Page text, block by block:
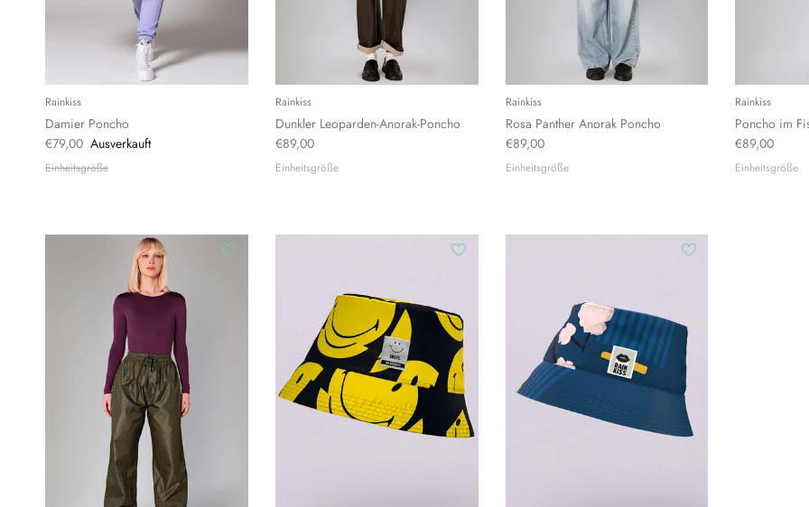
Rainkiss
Damier Poncho
€79,00 Ausverkauft
Einheitsgröße
Rainkiss
Dunkler Leoparden-Anorak-Poncho
€89,00
Einheitsgröße
Rainkiss
Rosa Panther Anorak Poncho
€89,00
Einheitsgröße
Rainkiss
Poncho im
€89,00
Einheitsgröße